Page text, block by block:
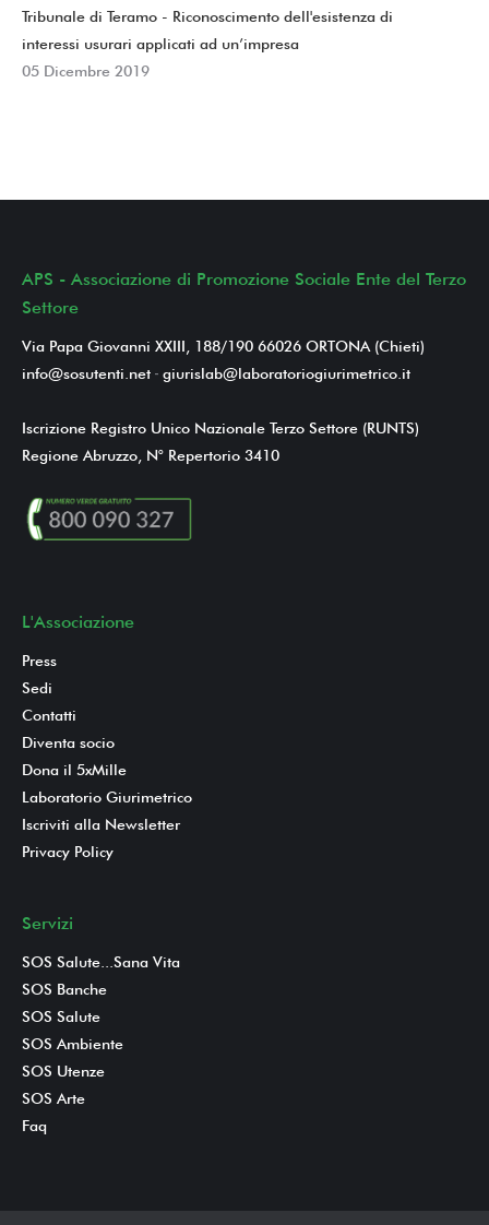
Tribunale di Teramo - Riconoscimento dell'esistenza di
interessi usurari applicati ad un’impresa
05 Dicembre 2019
APS - Associazione di Promozione Sociale Ente del Terzo
Settore
Via Papa Giovanni XXIII, 188/190 66026 ORTONA (Chieti)
info@sosutenti.net - giurislab@laboratoriogiurimetrico.it
Iscrizione Registro Unico Nazionale Terzo Settore (RUNTS)
Regione Abruzzo, N° Repertorio 3410
L'Associazione
Press
Sedi
Contatti
Diventa socio
Dona il 5xMille
Laboratorio Giurimetrico
Iscriviti alla Newsletter
Privacy Policy
Servizi
SOS Salute...Sana Vita
SOS Banche
SOS Salute
SOS Ambiente
SOS Utenze
SOS Arte
Faq